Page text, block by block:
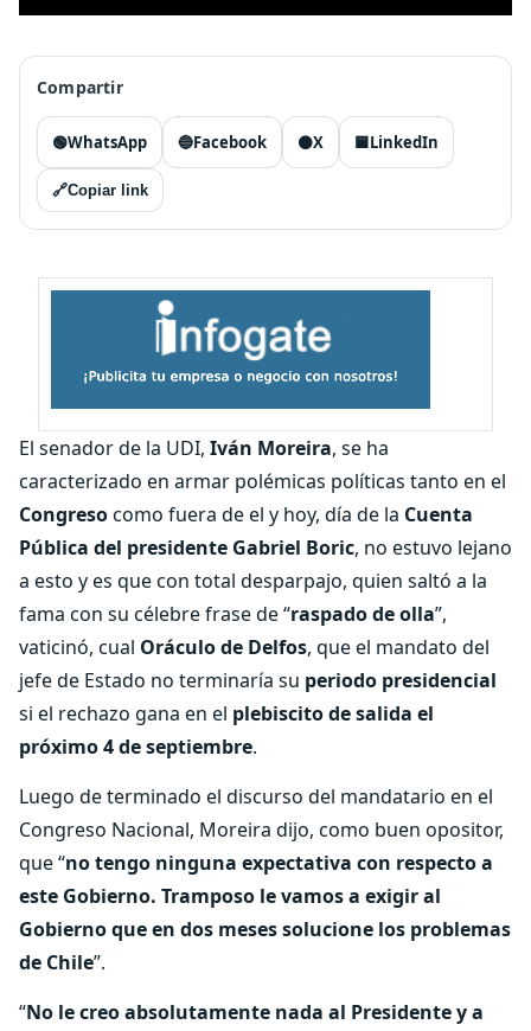
Compartir
🟢WhatsApp 🔵Facebook ⚫X 🟦LinkedIn
🔗Copiar link
El senador de la UDI, Iván Moreira, se ha
caracterizado en armar polémicas políticas tanto en el
Congresocomo fuera de el y hoy, día de la Cuenta
Pública del presidente Gabriel Boric, no estuvo lejano
a esto y es que con total desparpajo, quien saltó a la
fama con su célebre frase de “raspado de olla”,
vaticinó, cual Oráculo de Delfos, que el mandato del
jefe de Estado no terminaría su periodo presidencial
si el rechazo gana en el plebiscito de salida el
próximo 4 de septiembre.
Luego de terminado el discurso del mandatario en el
Congreso Nacional, Moreira dijo, como buen opositor,
que “no tengo ninguna expectativa con respecto a
este Gobierno. Tramposo le vamos a exigir al
Gobierno que en dos meses solucione los problemas
de Chile”.
“No le creo absolutamente nada al Presidente y a